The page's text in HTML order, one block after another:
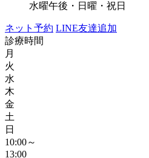
水曜午後・日曜・祝日
ネット予約 LINE友達追加
診療時間
月
火
水
木
金
土
日
10:00～
13:00